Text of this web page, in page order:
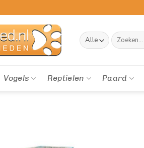
Zoeken
naar:
Vogels Reptielen Paard